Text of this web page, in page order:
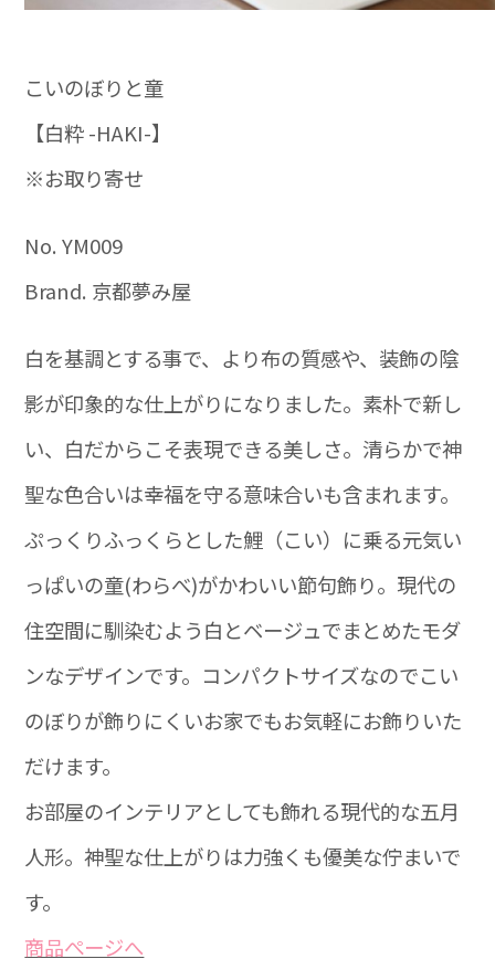
こいのぼりと童
【白粋 -HAKI-】
※お取り寄せ
No. YM009
Brand. 京都夢み屋
白を基調とする事で、より布の質感や、装飾の陰
影が印象的な仕上がりになりました。素朴で新し
い、白だからこそ表現できる美しさ。清らかで神
聖な色合いは幸福を守る意味合いも含まれます。
ぷっくりふっくらとした鯉（こい）に乗る元気い
っぱいの童(わらべ)がかわいい節句飾り。現代の
住空間に馴染むよう白とベージュでまとめたモダ
ンなデザインです。コンパクトサイズなのでこい
のぼりが飾りにくいお家でもお気軽にお飾りいた
だけます。
お部屋のインテリアとしても飾れる現代的な五月
人形。神聖な仕上がりは力強くも優美な佇まいで
す。
商品ぺージへ